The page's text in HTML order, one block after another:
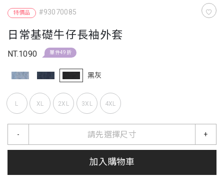
特價品 #93070085
日常基礎牛仔長袖外套
NT.1090 單件49折
黑灰
L XL 2XL 3XL 4XL
請先選擇尺寸
- +
加入購物車